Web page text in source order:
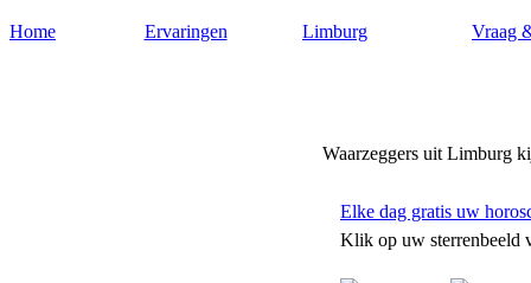
Home Ervaringen Limburg Vraag
Waarzeggers uit Limburg
Elke dag gratis uw
Klik op uw sterrenbeeld